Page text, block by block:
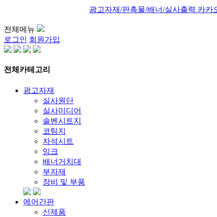
광고자재/판촉물/배너/실사출력 카카
전체메뉴
로그인 회원가입
전체카테고리
광고자재
실사원단
실사미디어
솔벤시트지
코팅지
자석시트
잉크
배너거치대
부자재
장비 및 부품
에어간판
신제품